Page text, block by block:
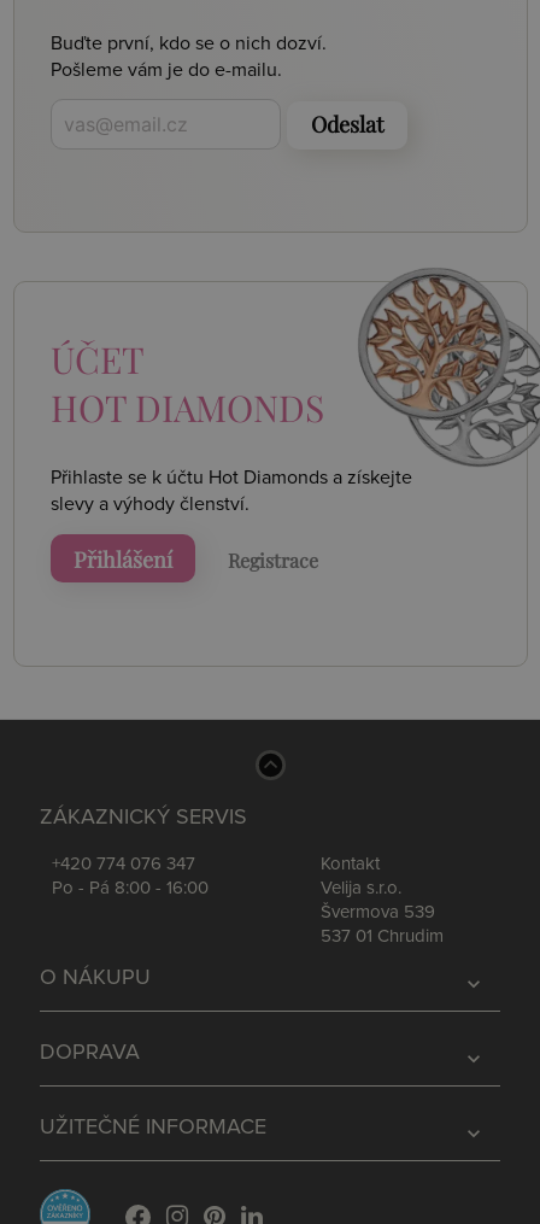
Buďte první, kdo se o nich dozví.
Pošleme vám je do e-mailu.
Odeslat
ÚČET
HOT DIAMONDS
Přihlaste se k účtu Hot Diamonds a získejte
slevy a výhody členství.
Přihlášení Registrace
ZÁKAZNICKÝ SERVIS
+420 774 076 347
Po - Pá 8:00 - 16:00
Kontakt
Velija s.r.o.
Švermova 539
537 01 Chrudim
expand_more
O NÁKUPU
expand_more
DOPRAVA
expand_more
UŽITEČNÉ INFORMACE